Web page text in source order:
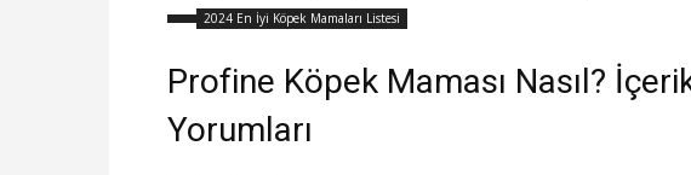
2024 En İyi Köpek Mamaları Listesi
Profine Köpek Maması Nasıl?
Yorumları